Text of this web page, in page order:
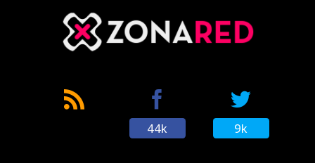
44k 9k